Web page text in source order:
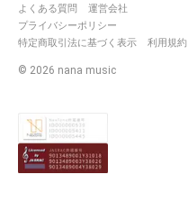
よくある質問
運営会社
プライバシーポリシー
特定商取引法に基づく表示
利用規約
© 2026 nana music